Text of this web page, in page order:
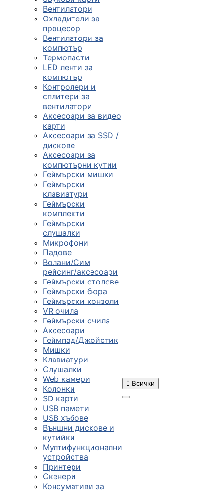
Вентилатори
Охладители за
процесор
Вентилатори за
компютър
Термопасти
LED ленти за
компютър
Контролери и
сплитери за
вентилатори
Аксесоари за видео
карти
Аксесоари за SSD /
дискове
Аксесоари за
компютърни кутии
Геймърски мишки
Геймърски
клавиатури
Геймърски
комплекти
Геймърски
слушалки
Микрофони
Падове
Волани/Сим
рейсинг/аксесоари
Геймърски столове
Геймърски бюра
Геймърски конзоли
VR очила
Геймърски очила
Аксесоари
Геймпад/Джойстик
Мишки
Клавиатури
Слушалки
Web камери
Колонки
SD карти
USB памети
USB хъбове
Външни дискове и
кутийки
Мултифункционални
устройства
Принтери
Скенери
Консумативи за
 Всички